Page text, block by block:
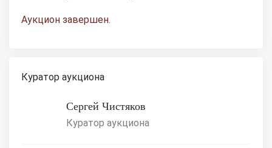
Аукцион завершен.
Куратор аукциона
Сергей Чистяков
Куратор аукциона